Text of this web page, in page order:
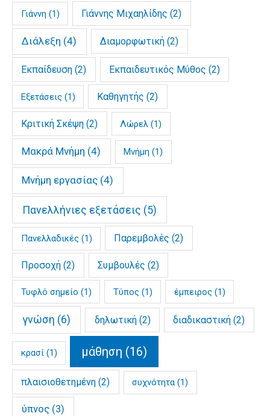
Γιάννη (1) Γιάννης Μιχαηλίδης (2)
Διάλεξη (4) Διαμορφωτική (2)
Εκπαίδευση (2) Εκπαιδευτικός Μύθος (2)
Εξετάσεις(1) Καθηγητής (2)
Κριτική Σκέψη (2) Λώρελ (1)
Μακρά Μνήμη (4) Μνήμη (1)
Μνήμη εργασίας (4)
Πανελλήνιες εξετάσεις (5)
Πανελλαδικές(1) Παρεμβολές (2)
Προσοχή (2) Συμβουλές (2)
Τυφλό σημείο (1) Τύπος(1) έμπειρος(1)
γνώση (6) δηλωτική(2) διαδικαστική (2)
κρασί(1) μάθηση (16)
πλαισιοθετημένη (2) συχνότητα (1)
ύπνος(3)